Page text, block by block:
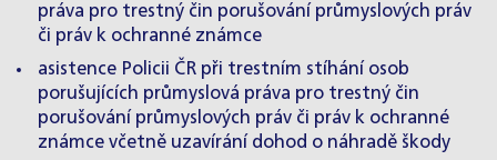
práva pro trestný čin porušování průmyslových práv
či práv k ochranné známce
asistence Policii ČR při trestním stíhání osob
porušujících průmyslová práva pro trestný čin
porušování průmyslových práv či práv k ochranné
známce včetně uzavírání dohod o náhradě škody